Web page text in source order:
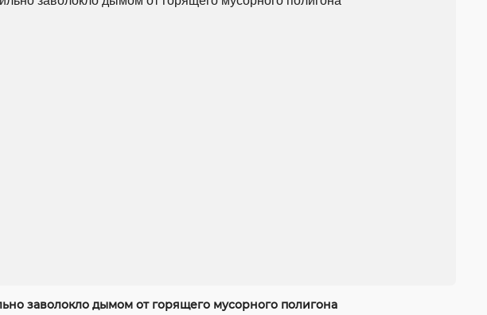
заволокло дымом от горящего мусорного полигона